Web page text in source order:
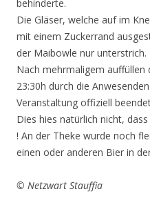
behinderte.
Die Gläser, welche auf im
mit einem Zuckerrand
der Maibowle nur unterstrich.
Nach mehrmaligem auffüllen
23:30h durch die
Veranstaltung offiziell
Dies hies natürlich nicht,
! An der Theke wurde noch
einen oder anderen Bier in
© Netzwart Stauffia